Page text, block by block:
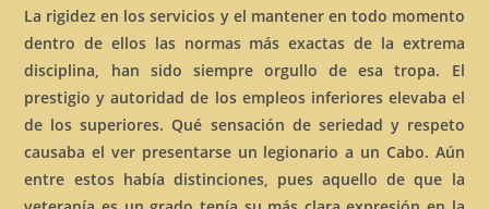
La rigidez en los servicios y el mantener en todo momento
dentro de ellos las normas más exactas de la extrema
disciplina, han sido siempre orgullo de esa tropa. El
prestigio y autoridad de los empleos inferiores elevaba el
de los superiores. Qué sensación de seriedad y respeto
causaba el ver presentarse un legionario a un Cabo. Aún
entre estos había distinciones, pues aquello de que la